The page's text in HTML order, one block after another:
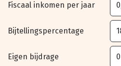
Fiscaal inkomen per jaar
Bijtellingspercentage
Eigen bijdrage